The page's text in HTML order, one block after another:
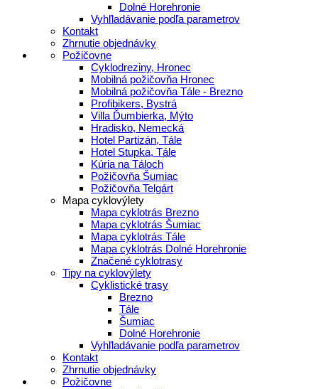
Dolné Horehronie
Vyhľladávanie podľa parametrov
Kontakt
Zhrnutie objednávky
Požičovne
Cyklodreziny, Hronec
Mobilná požičovňa Hronec
Mobilná požičovňa Tále - Brezno
Profibikers, Bystrá
Villa Ďumbierka, Mýto
Hradisko, Nemecká
Hotel Partizán, Tále
Hotel Stupka, Tále
Kúria na Táloch
Požičovňa Šumiac
Požičovňa Telgárt
Mapa cyklovýlety
Mapa cyklotrás Brezno
Mapa cyklotrás Šumiac
Mapa cyklotrás Tále
Mapa cyklotrás Dolné Horehronie
Značené cyklotrasy
Tipy na cyklovýlety
Cyklistické trasy
Brezno
Tále
Šumiac
Dolné Horehronie
Vyhľladávanie podľa parametrov
Kontakt
Zhrnutie objednávky
Požičovne